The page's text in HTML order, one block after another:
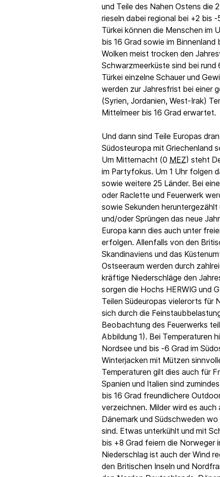
und Teile des Nahen Ostens die
rieseln dabei regional bei +2 bis
Türkei können die Menschen im
bis 16 Grad sowie im
Wolken meist trocken den
Schwarzmeerküste sind bei
Türkei einzelne Schauer und
werden zur Jahresfrist bei einer
(Syrien, Jordanien, West-Irak)
Mittelmeer bis 16 Grad erwartet.
Und dann sind Teile Europas
Südosteuropa mit Griechenland
Um Mitternacht (0 MEZ) steht
im Partyfokus. Um 1 Uhr folgen
sowie weitere 25 Länder. Bei
oder Raclette und Feuerwerk
sowie Sekunden
und/oder Sprüngen das neue
Europa kann dies auch unter
erfolgen. Allenfalls von den
Skandinaviens und das
Ostseeraum werden durch
kräftige Niederschläge den
sorgen die Hochs HERWIG und
Teilen Südeuropas vielerorts für
sich durch die
Beobachtung des Feuerwerks
Abbildung 1). Bei Temperaturen
Nordsee und bis -6 Grad im
Winterjacken mit Mützen
Temperaturen gilt dies auch für
Spanien und Italien sind
bis 16 Grad freundlichere
verzeichnen. Milder wird es
Dänemark und Südschweden
sind. Etwas unterkühlt und mit
bis +8 Grad feiern die Norweger
Niederschlag ist auch der Wind
den Britischen Inseln und